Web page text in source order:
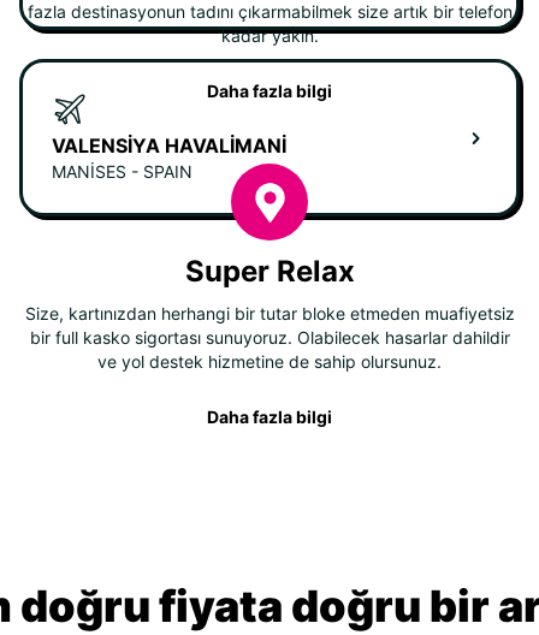
VALENSIYA HAVALIMANI
MANISES - SPAIN
fazla destinasyonun tadını çıkarmabilmek size artık bir telefon
kadar yakın.
Daha fazla bilgi
Super Relax
Size, kartınızdan herhangi bir tutar bloke etmeden muafiyetsiz
bir full kasko sigortası sunuyoruz. Olabilecek hasarlar dahildir
ve yol destek hizmetine de sahip olursunuz.
Daha fazla bilgi
doğru fiyata doğru bir